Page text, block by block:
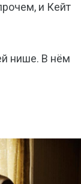
и Кейт
нише. В нём